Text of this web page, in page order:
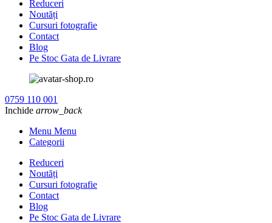
Reduceri
Noutăți
Cursuri fotografie
Contact
Blog
Pe Stoc Gata de Livrare
0759 110 001
Inchide arrow_back
Menu Menu
Categorii
Reduceri
Noutăți
Cursuri fotografie
Contact
Blog
Pe Stoc Gata de Livrare